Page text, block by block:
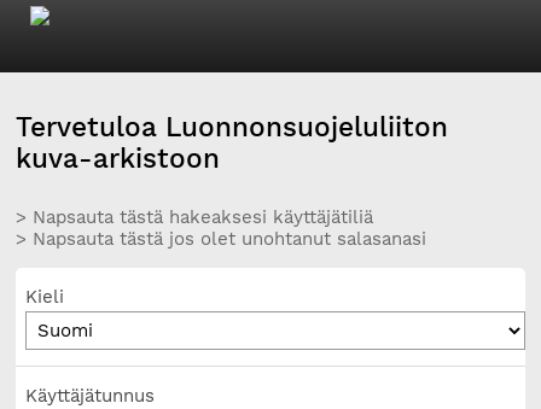
Tervetuloa Luonnonsuojeluliiton
kuva-arkistoon
> Napsauta tästä hakeaksesi käyttäjätiliä
> Napsauta tästä jos olet unohtanut salasanasi
Kieli
Käyttäjätunnus